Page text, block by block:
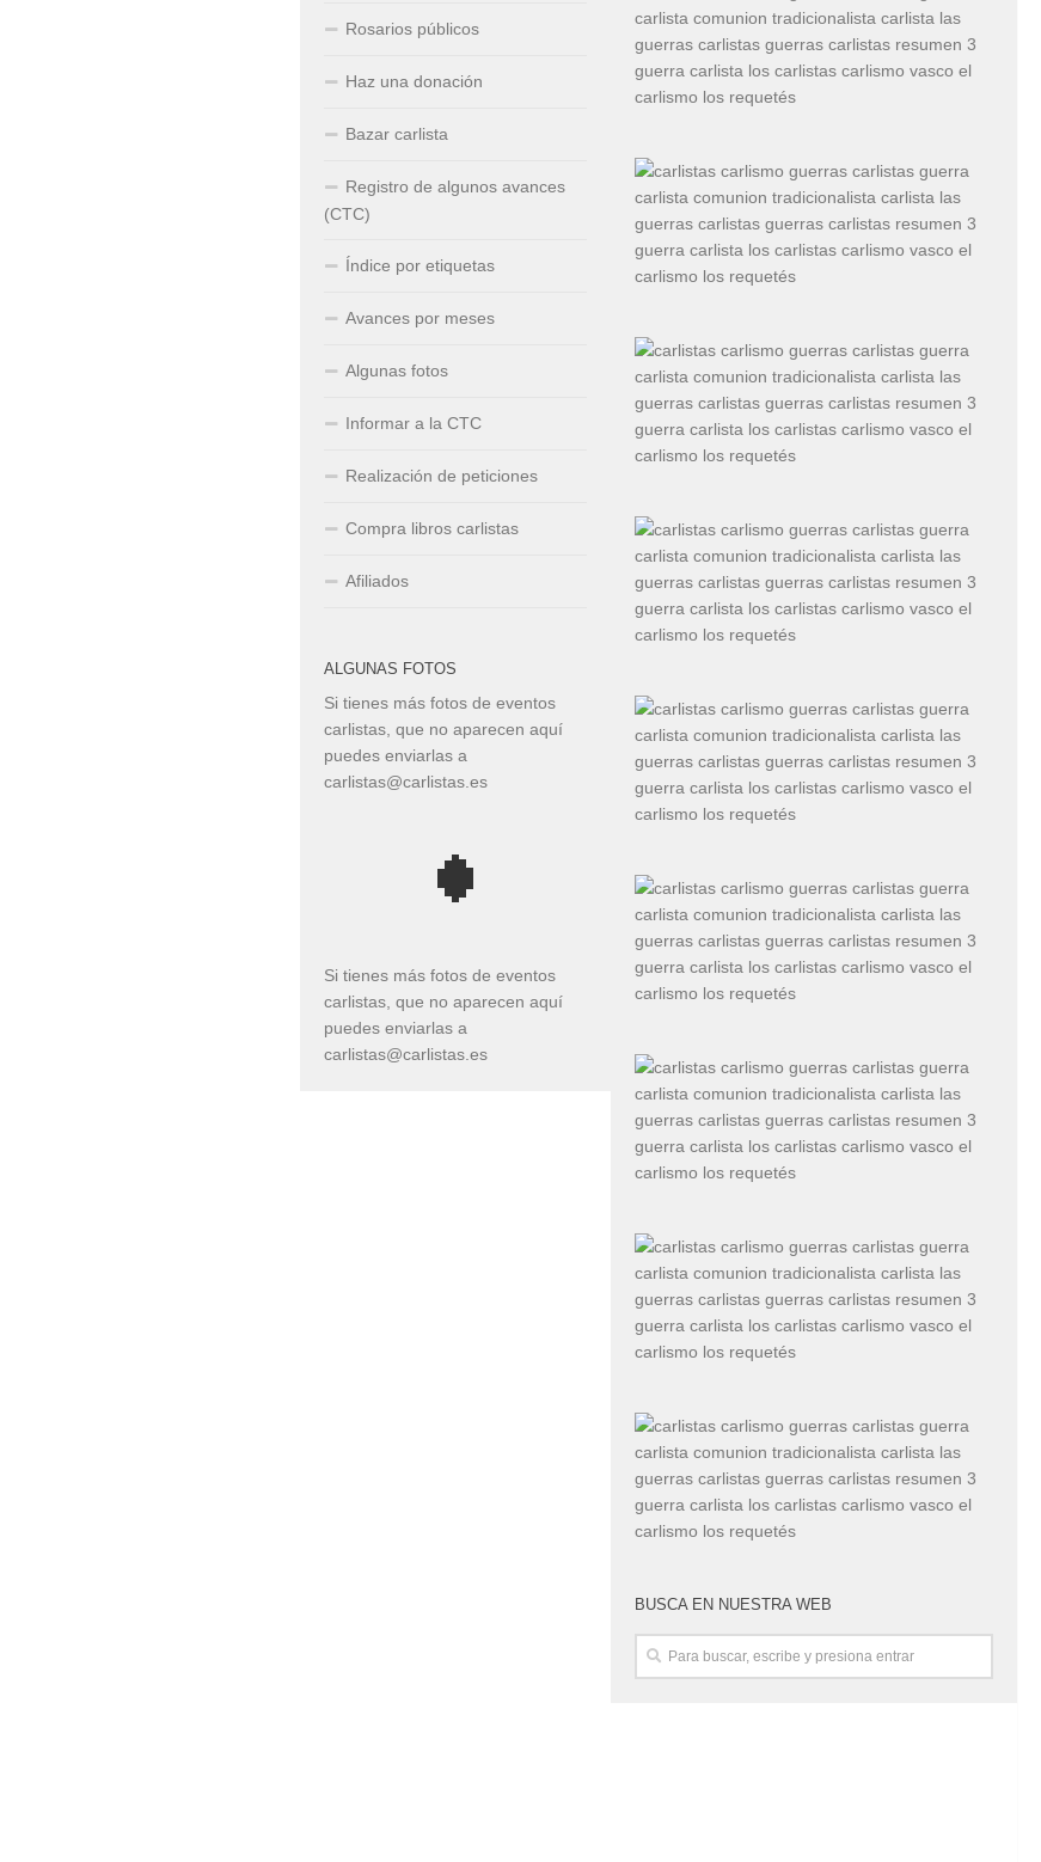
BUSCA EN NUESTRA WEB
Rosarios públicos
Haz una donación
Bazar carlista
Registro de algunos avances
(CTC)
Índice por etiquetas
Avances por meses
Algunas fotos
Informar a la CTC
Realización de peticiones
Compra libros carlistas
Afiliados
ALGUNAS FOTOS
Si tienes más fotos de eventos
carlistas, que no aparecen aquí
puedes enviarlas a
carlistas@carlistas.es
Si tienes más fotos de eventos
carlistas, que no aparecen aquí
puedes enviarlas a
carlistas@carlistas.es